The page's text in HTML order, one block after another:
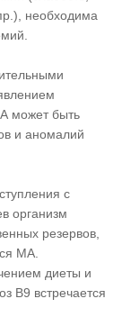
необходима
может быть
и аномалий
с
организм
резервов,
МА.
диеты и
В9 встречается